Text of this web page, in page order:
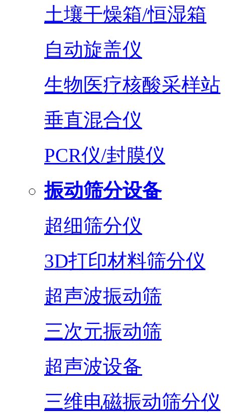
土壤干燥箱/恒湿箱
自动旋盖仪
生物医疗核酸采样站
垂直混合仪
PCR仪/封膜仪
振动筛分设备
超细筛分仪
3D打印材料筛分仪
超声波振动筛
三次元振动筛
超声波设备
三维电磁振动筛分仪